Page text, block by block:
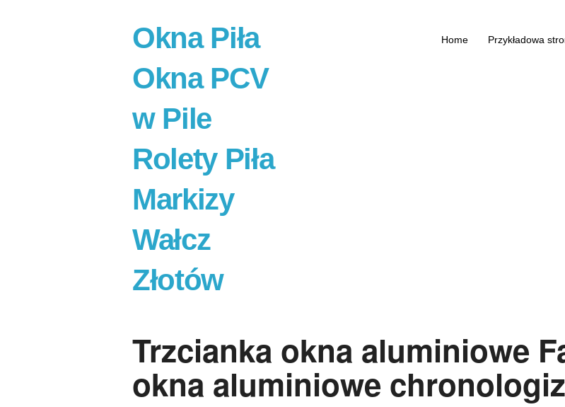
Okna Piła
Okna PCV
w Pile
Rolety Piła
Markizy
Wałcz
Złotów
Home Przykładowa
Trzcianka okna aluminiowe
okna aluminiowe